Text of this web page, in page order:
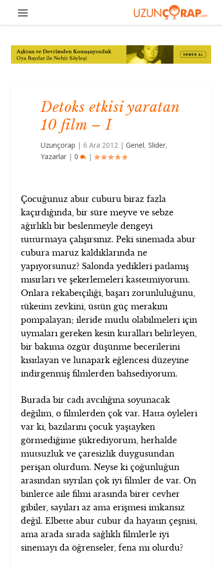
Detoks etkisi yaratan
10 film – I
Uzunçorap | 6 Ara 2012 |Genel,Slider,
Yazarlar |0 |
Çocuğunuz abur cuburu biraz fazla
kaçırdığında, bir süre meyve ve sebze
ağırlıklı bir beslenmeyle dengeyi
tutturmaya çalışırsınız. Peki sinemada abur
cubura maruz kaldıklarında ne
yapıyorsunuz? Salonda yedikleri patlamış
mısırları ve şekerlemeleri kastetmiyorum.
Onlara rekabetçiliği, başarı zorunluluğunu,
tüketim zevkini, üstün güç merakını
pompalayan; ileride mutlu olabilmeleri için
uymaları gereken kesin kuralları belirleyen,
bir bakıma özgür düşünme becerilerini
kısıtlayan ve lunapark eğlencesi düzeyine
indirgenmiş filmlerden bahsediyorum.
Burada bir cadı avcılığına soyunacak
değilim, o filmlerden çok var. Hatta öyleleri
var ki, bazılarını çocuk yaştayken
görmediğime şükrediyorum, herhalde
mutsuzluk ve çaresizlik duygusundan
perişan olurdum. Neyse ki çoğunluğun
arasından sıyrılan çok iyi filmler de var. On
binlerce aile filmi arasında birer cevher
gibiler, sayıları az ama erişmesi imkansız
değil. Elbette abur cubur da hayatın çeşnisi,
ama arada sırada sağlıklı filmlerle iyi
sinemayı da öğrenseler, fena mı olurdu?